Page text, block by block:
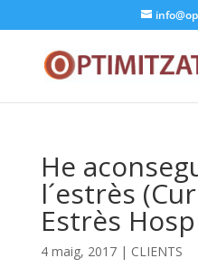
He
l´estrès
Estrès
4 maig, 2017| CLIENTS